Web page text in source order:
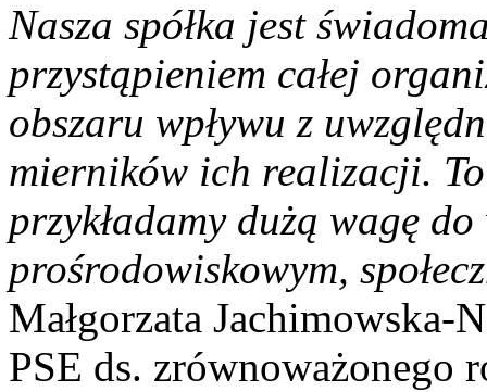
Nasza spółka jest
przystąpieniem całej
obszaru wpływu z
mierników ich realizacji.
przykładamy dużą wagę
prośrodowiskowym,
Małgorzata Jachimowska-
PSE ds. zrównoważonego